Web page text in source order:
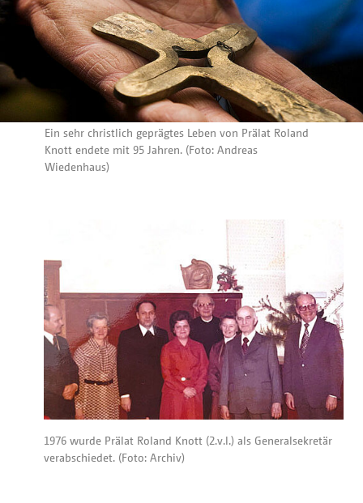
Ein sehr christlich geprägtes Leben von Prälat Roland
Knott endete mit 95 Jahren. (Foto: Andreas
Wiedenhaus)
1976 wurde Prälat Roland Knott (2.v.l.) als Generalsekretär
verabschiedet. (Foto: Archiv)